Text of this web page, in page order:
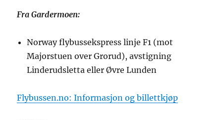
Fra Gardermoen:
Norway flybussekspress linje F1 (mot
Majorstuen over Grorud), avstigning
Linderudsletta eller Øvre Lunden
Flybussen.no: Informasjon og billettkjøp